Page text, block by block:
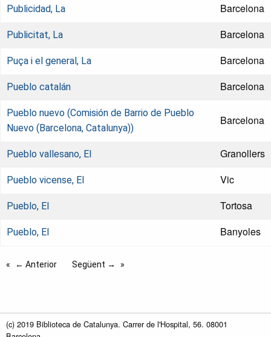
Publicidad, La Barcelona
Publicitat, La Barcelona
Puça i el general, La Barcelona
Pueblo catalán Barcelona
Pueblo nuevo (Comisión de Barrio de Pueblo
Nuevo (Barcelona, Catalunya))
Barcelona
Pueblo vallesano, El Granollers
Pueblo vicense, El Vic
Pueblo, El Tortosa
Pueblo, El Banyoles
← Anterior Següent →
(c) 2019 Biblioteca de Catalunya. Carrer de l'Hospital, 56. 08001